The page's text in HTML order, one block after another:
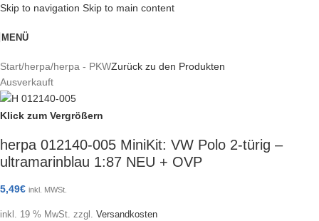
Skip to navigation Skip to main content
MENÜ
Start/herpa/herpa - PKWZurück zu den Produkten
Ausverkauft
Klick zum Vergrößern
herpa 012140-005 MiniKit: VW Polo 2-türig –
ultramarinblau 1:87 NEU + OVP
5,49€ inkl. MWSt.
inkl. 19 % MwSt. zzgl. Versandkosten